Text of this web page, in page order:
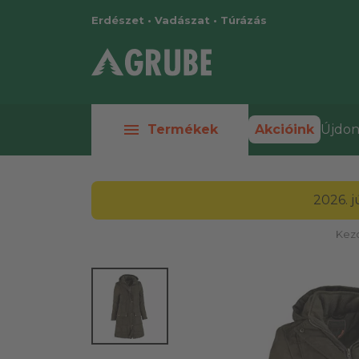
Erdészet • Vadászat • Túrázás
menu Termékek Akcióink
2026.